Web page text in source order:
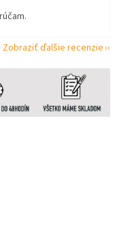
Zobraziť ďalšie recenzie